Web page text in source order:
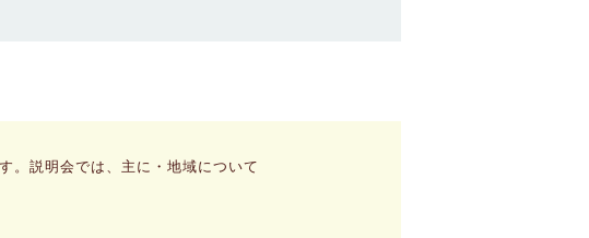
。説明会では、主に・地域について